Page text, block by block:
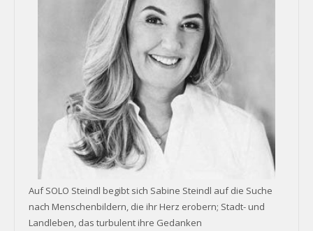
Auf SOLO Steindl begibt sich Sabine Steindl auf die Suche
nach Menschenbildern, die ihr Herz erobern; Stadt- und
Landleben, das turbulent ihre Gedanken